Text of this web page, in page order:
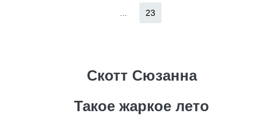
23
Скотт Сюзанна
Такое жаркое лето